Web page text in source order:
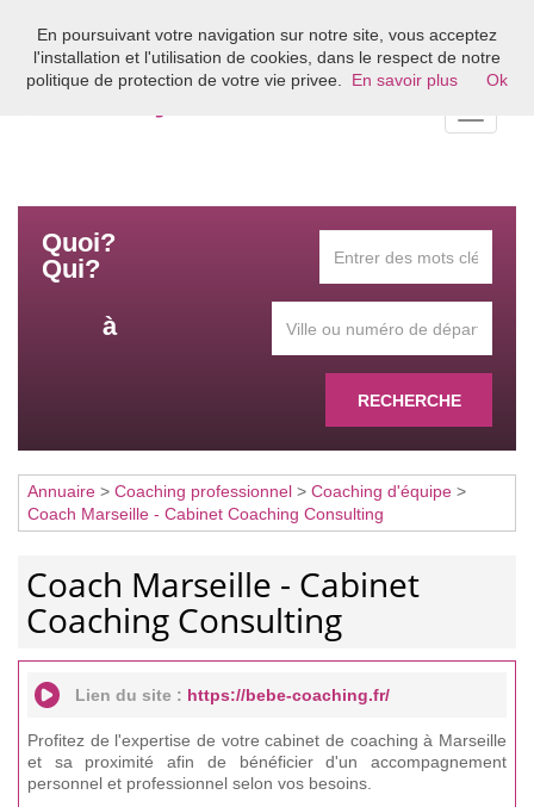
Bienvenue sur l'annuaire du coaching en France
Quoi?
Qui?
à
RECHERCHE
Annuaire > Coaching professionnel > Coaching d'équipe >
Coach Marseille - Cabinet Coaching Consulting
Coach Marseille - Cabinet
Coaching Consulting
Lien du site : https://bebe-coaching.fr/
Profitez de l'expertise de votre cabinet de coaching à Marseille
et sa proximité afin de bénéficier d'un accompagnement
personnel et professionnel selon vos besoins.
En poursuivant votre navigation sur notre site, vous acceptez
l'installation et l'utilisation de cookies, dans le respect de notre
politique de protection de votre vie privee.
En savoir plus Ok